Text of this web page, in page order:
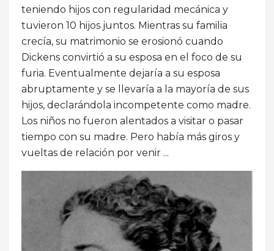
teniendo hijos con regularidad mecánica y
tuvieron 10 hijos juntos. Mientras su familia
crecía, su matrimonio se erosionó cuando
Dickens convirtió a su esposa en el foco de su
furia. Eventualmente dejaría a su esposa
abruptamente y se llevaría a la mayoría de sus
hijos, declarándola incompetente como madre.
Los niños no fueron alentados a visitar o pasar
tiempo con su madre. Pero había más giros y
vueltas de relación por venir ...